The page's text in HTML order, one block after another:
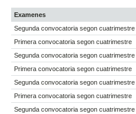
Examenes
Segunda convocatoria segon cuatrimestre
Primera convocatoria segon cuatrimestre
Segunda convocatoria segon cuatrimestre
Primera convocatoria segon cuatrimestre
Segunda convocatoria segon cuatrimestre
Primera convocatoria segon cuatrimestre
Segunda convocatoria segon cuatrimestre